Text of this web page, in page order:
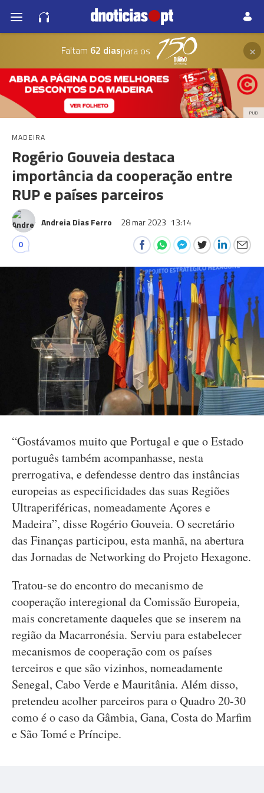
Faltam 62 diaspara os ×
PUB
MADEIRA
Rogério Gouveia destaca
importância da cooperação entre
RUP e países parceiros
Andreia Dias Ferro 28 mar 2023 13:14
0
“Gostávamos muito que Portugal e que o Estado
português também acompanhasse, nesta
prerrogativa, e defendesse dentro das instâncias
europeias as especificidades das suas Regiões
Ultraperiféricas, nomeadamente Açores e
Madeira”, disse Rogério Gouveia. O secretário
das Finanças participou, esta manhã, na abertura
das Jornadas de Networking do Projeto Hexagone.
Tratou-se do encontro do mecanismo de
cooperação interegional da Comissão Europeia,
mais concretamente daqueles que se inserem na
região da Macarronésia. Serviu para estabelecer
mecanismos de cooperação com os países
terceiros e que são vizinhos, nomeadamente
Senegal, Cabo Verde e Mauritânia. Além disso,
pretendeu acolher parceiros para o Quadro 20-30
como é o caso da Gâmbia, Gana, Costa do Marfim
e São Tomé e Príncipe.